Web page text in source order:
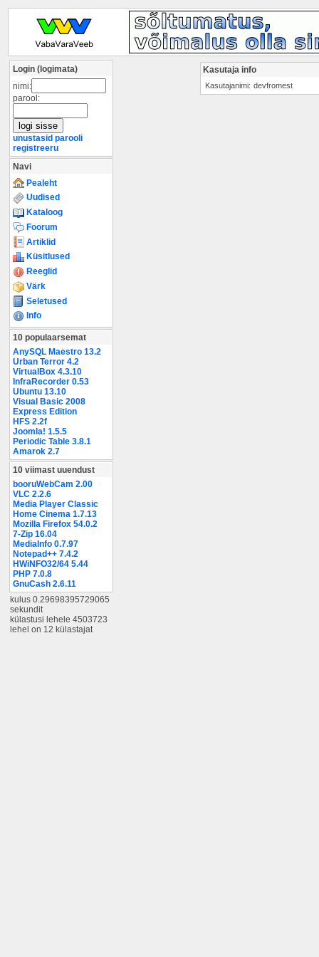
Login (logimata)
nimi:
parool:
unustasid parooli
registreeru
Navi
Pealeht
Uudised
Kataloog
Foorum
Artiklid
Küsitlused
Reeglid
Värk
Seletused
Info
10 populaarsemat
AnySQL Maestro 13.2
Urban Terror 4.2
VirtualBox 4.3.10
InfraRecorder 0.53
Ubuntu 13.10
Visual Basic 2008
Express Edition
HFS 2.2f
Joomla! 1.5.5
Periodic Table 3.8.1
Amarok 2.7
10 viimast uuendust
booruWebCam 2.00
VLC 2.2.6
Media Player Classic
Home Cinema 1.7.13
Mozilla Firefox 54.0.2
7-Zip 16.04
MediaInfo 0.7.97
Notepad++ 7.4.2
HWiNFO32/64 5.44
PHP 7.0.8
GnuCash 2.6.11
kulus 0.29698395729065
sekundit
külastusi lehele 4503723
lehel on 12 külastajat
Kasutaja info
Kasutajanimi: devfromest